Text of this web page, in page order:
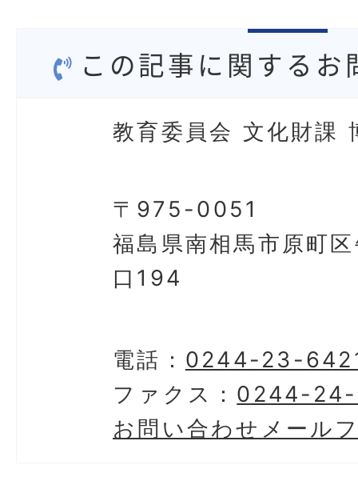
この記事に関するお
教育委員会 文化財課
〒975-0051
福島県南相馬市原町
口194
電話： 0244-23-
ファクス： 0244-
お問い合わせメール